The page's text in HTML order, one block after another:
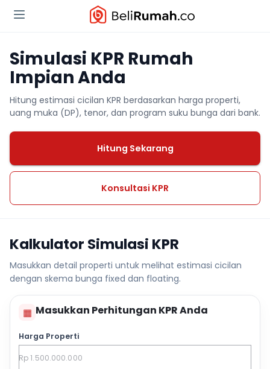
Simulasi KPR Rumah
Impian Anda
Hitung estimasi cicilan KPR berdasarkan harga properti,
uang muka (DP), tenor, dan program suku bunga dari bank.
Hitung Sekarang
Konsultasi KPR
Kalkulator Simulasi KPR
Masukkan detail properti untuk melihat estimasi cicilan
dengan skema bunga fixed dan floating.
▦ Masukkan Perhitungan KPR Anda
Harga Properti